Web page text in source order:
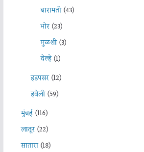
बारामती(43)
भोर(23)
मुळशी(3)
वेल्हे(1)
हडपसर(12)
हवेली(59)
मुंबई(116)
लातूर(22)
सातारा(18)